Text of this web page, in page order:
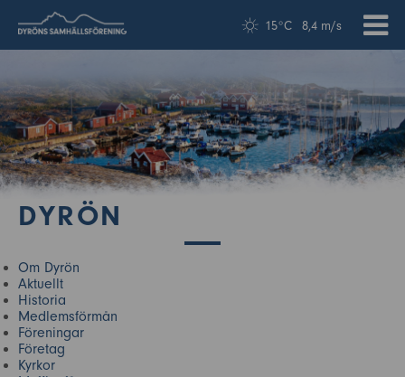
15°C 8,4 m/s
DYRÖN
Om Dyrön
Aktuellt
Historia
Medlemsförmån
Föreningar
Företag
Kyrkor